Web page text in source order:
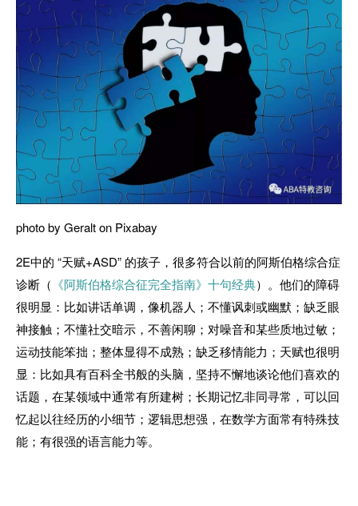
photo by Geralt on Pixabay
2E中的 “天赋+ASD” 的孩子，很多符合以前的阿斯伯格综合症
诊断（ 《阿斯伯格综合征完全指南》十句经典）。他们的障碍
很明显：比如讲话单调，像机器人；不懂讽刺或幽默；缺乏眼
神接触；不懂社交暗示，不善闲聊；对噪音和某些质地过敏；
运动技能笨拙；整体显得不成熟；缺乏移情能力；天赋也很明
显：比如具有百科全书般的头脑，坚持不懈地谈论他们喜欢的
话题，在某领域中通常有所建树；长期记忆非同寻常，可以回
忆起以往经历的小细节；逻辑思想强，在数学方面常有特殊技
能；有很强的语言能力等。